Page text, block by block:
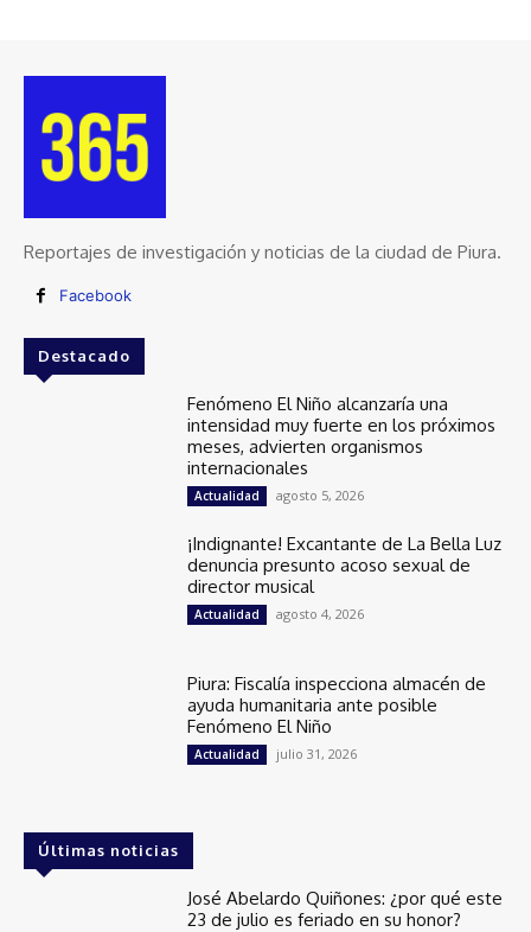
Reportajes de investigación y noticias de la ciudad de Piura.
Facebook
Destacado
Fenómeno El Niño alcanzaría una
intensidad muy fuerte en los próximos
meses, advierten organismos
internacionales
Actualidad agosto 5, 2026
¡Indignante! Excantante de La Bella Luz
denuncia presunto acoso sexual de
director musical
Actualidad agosto 4, 2026
Piura: Fiscalía inspecciona almacén de
ayuda humanitaria ante posible
Fenómeno El Niño
Actualidad julio 31, 2026
Últimas noticias
José Abelardo Quiñones: ¿por qué este
23 de julio es feriado en su honor?